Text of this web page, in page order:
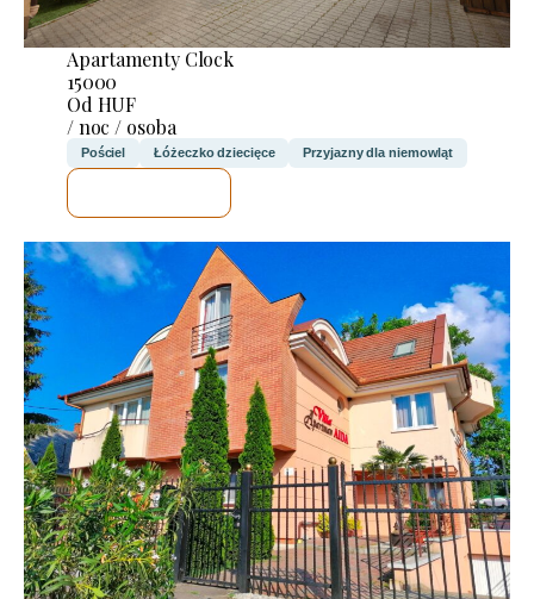
Apartamenty Clock
15000
Od HUF
/ noc / osoba
Pościel Łóżeczko dziecięce Przyjazny dla niemowląt